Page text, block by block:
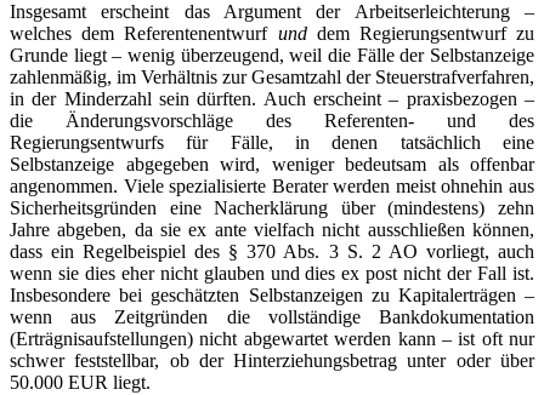
Insgesamt erscheint das Argument der Arbeitserleichterung –
welches dem Referentenentwurf unddem Regierungsentwurf zu
Grunde liegt – wenig überzeugend, weil die Fälle der Selbstanzeige
zahlenmäßig, im Verhältnis zur Gesamtzahl der Steuerstrafverfahren,
in der Minderzahl sein dürften. Auch erscheint – praxisbezogen –
die Änderungsvorschläge des Referenten- und des
Regierungsentwurfs für Fälle, in denen tatsächlich eine
Selbstanzeige abgegeben wird, weniger bedeutsam als offenbar
angenommen. Viele spezialisierte Berater werden meist ohnehin aus
Sicherheitsgründen eine Nacherklärung über (mindestens) zehn
Jahre abgeben, da sie ex ante vielfach nicht ausschließen können,
dass ein Regelbeispiel des § 370 Abs. 3 S. 2 AO vorliegt, auch
wenn sie dies eher nicht glauben und dies ex post nicht der Fall ist.
Insbesondere bei geschätzten Selbstanzeigen zu Kapitalerträgen –
wenn aus Zeitgründen die vollständige Bankdokumentation
(Erträgnisaufstellungen) nicht abgewartet werden kann – ist oft nur
schwer feststellbar, ob der Hinterziehungsbetrag unter oder über
50.000 EUR liegt.